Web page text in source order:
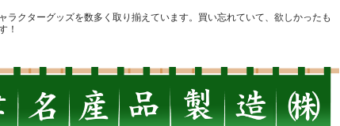
ラクターグッズを数多く取り揃えています。買い忘れていて、欲しかったも
！